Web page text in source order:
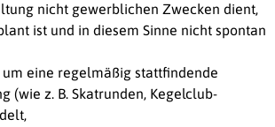
nicht gewerblichen Zwecken dient,
ist und in diesem Sinne nicht spontan
um eine regelmäßig stattfindende
(wie z. B. Skatrunden, Kegelclub-